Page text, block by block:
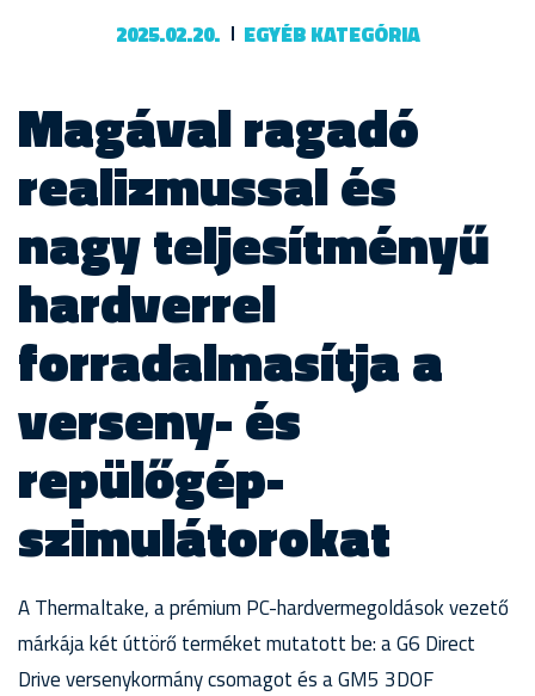
2025.02.20. EGYÉB KATEGÓRIA
Magával ragadó
realizmussal és
nagy teljesítményű
hardverrel
forradalmasítja a
verseny- és
repülőgép-
szimulátorokat
A Thermaltake, a prémium PC-hardvermegoldások vezető
márkája két úttörő terméket mutatott be: a G6 Direct
Drive versenykormány csomagot és a GM5 3DOF